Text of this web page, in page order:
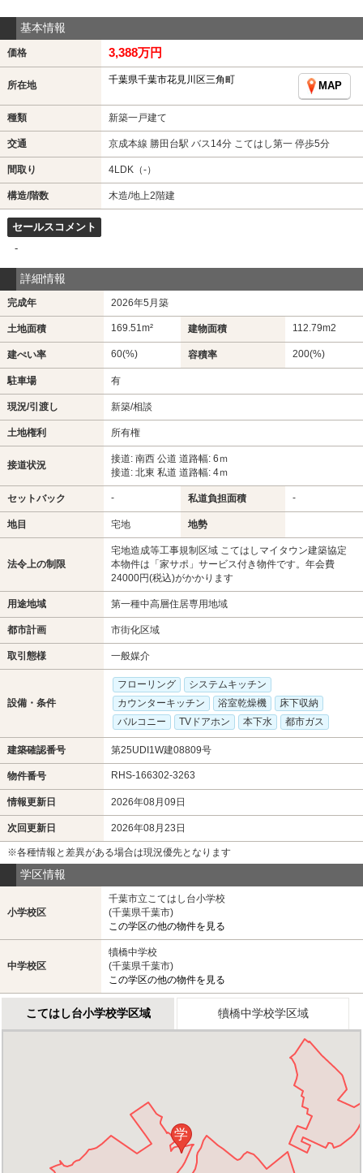
基本情報
価格 3,388万円
所在地 千葉県千葉市花見川区三角町
MAP
種類 新築一戸建て
交通 京成本線 勝田台駅 バス14分 こてはし第一 停歩5分
間取り 4LDK（-）
構造/階数 木造/地上2階建
セールスコメント
-
詳細情報
完成年 2026年5月築
土地面積 169.51m² 建物面積 112.79m2
建ぺい率 60(%) 容積率 200(%)
駐車場 有
現況/引渡し 新築/相談
土地権利 所有権
接道状況
接道: 南西 公道 道路幅: 6ｍ
接道: 北東 私道 道路幅: 4ｍ
セットバック - 私道負担面積 -
地目 宅地 地勢
法令上の制限
宅地造成等工事規制区域 こてはしマイタウン建築協定
本物件は「家サポ」サービス付き物件です。年会費
24000円(税込)がかかります
用途地域 第一種中高層住居専用地域
都市計画 市街化区域
取引態様 一般媒介
設備・条件
フローリング
システムキッチン
カウンターキッチン
浴室乾燥機
床下収納
バルコニー
TVドアホン 本下水 都市ガス
建築確認番号 第25UDI1W建08809号
物件番号 RHS-166302-3263
情報更新日 2026年08月09日
次回更新日 2026年08月23日
※各種情報と差異がある場合は現況優先となります
学区情報
小学校区
千葉市立こてはし台小学校
(千葉県千葉市)
この学区の他の物件を見る
中学校区
犢橋中学校
(千葉県千葉市)
この学区の他の物件を見る
こてはし台小学校学区域 犢橋中学校学区域
学